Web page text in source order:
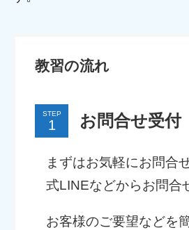
教習の流れ
STEP お問合せ受付
まずはお気軽にお問合
式LINEなどからお問合
お客様のご要望などを